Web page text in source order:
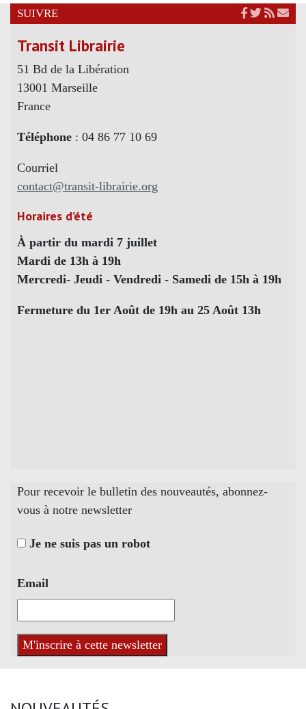
SUIVRE
Transit Librairie
51 Bd de la Libération
13001 Marseille
France
Téléphone : 04 86 77 10 69
Courriel
contact@transit-librairie.org
Horaires d’été
À partir du mardi 7 juillet
Mardi de 13h à 19h
Mercredi- Jeudi - Vendredi - Samedi de 15h à 19h
Fermeture du 1er Août de 19h au 25 Août 13h
Pour recevoir le bulletin des nouveautés, abonnez-
vous à notre newsletter
Je ne suis pas un robot
Email